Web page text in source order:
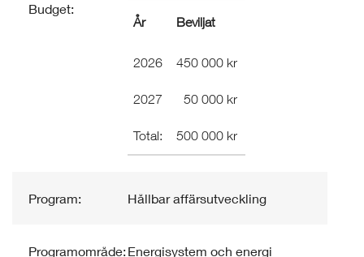
Budget:
År Beviljat
2026 450 000 kr
2027 50 000 kr
Total: 500 000 kr
Program: Hållbar affärsutveckling
Programområde:Energisystem och energi